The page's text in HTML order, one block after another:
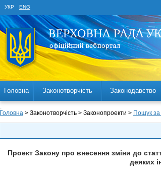
УКР ENG
Головна Законотворчість Законодавство
Головна > Законотворчість > Законопроекти > Пошук за
Проект Закону про внесення зміни до
деяких